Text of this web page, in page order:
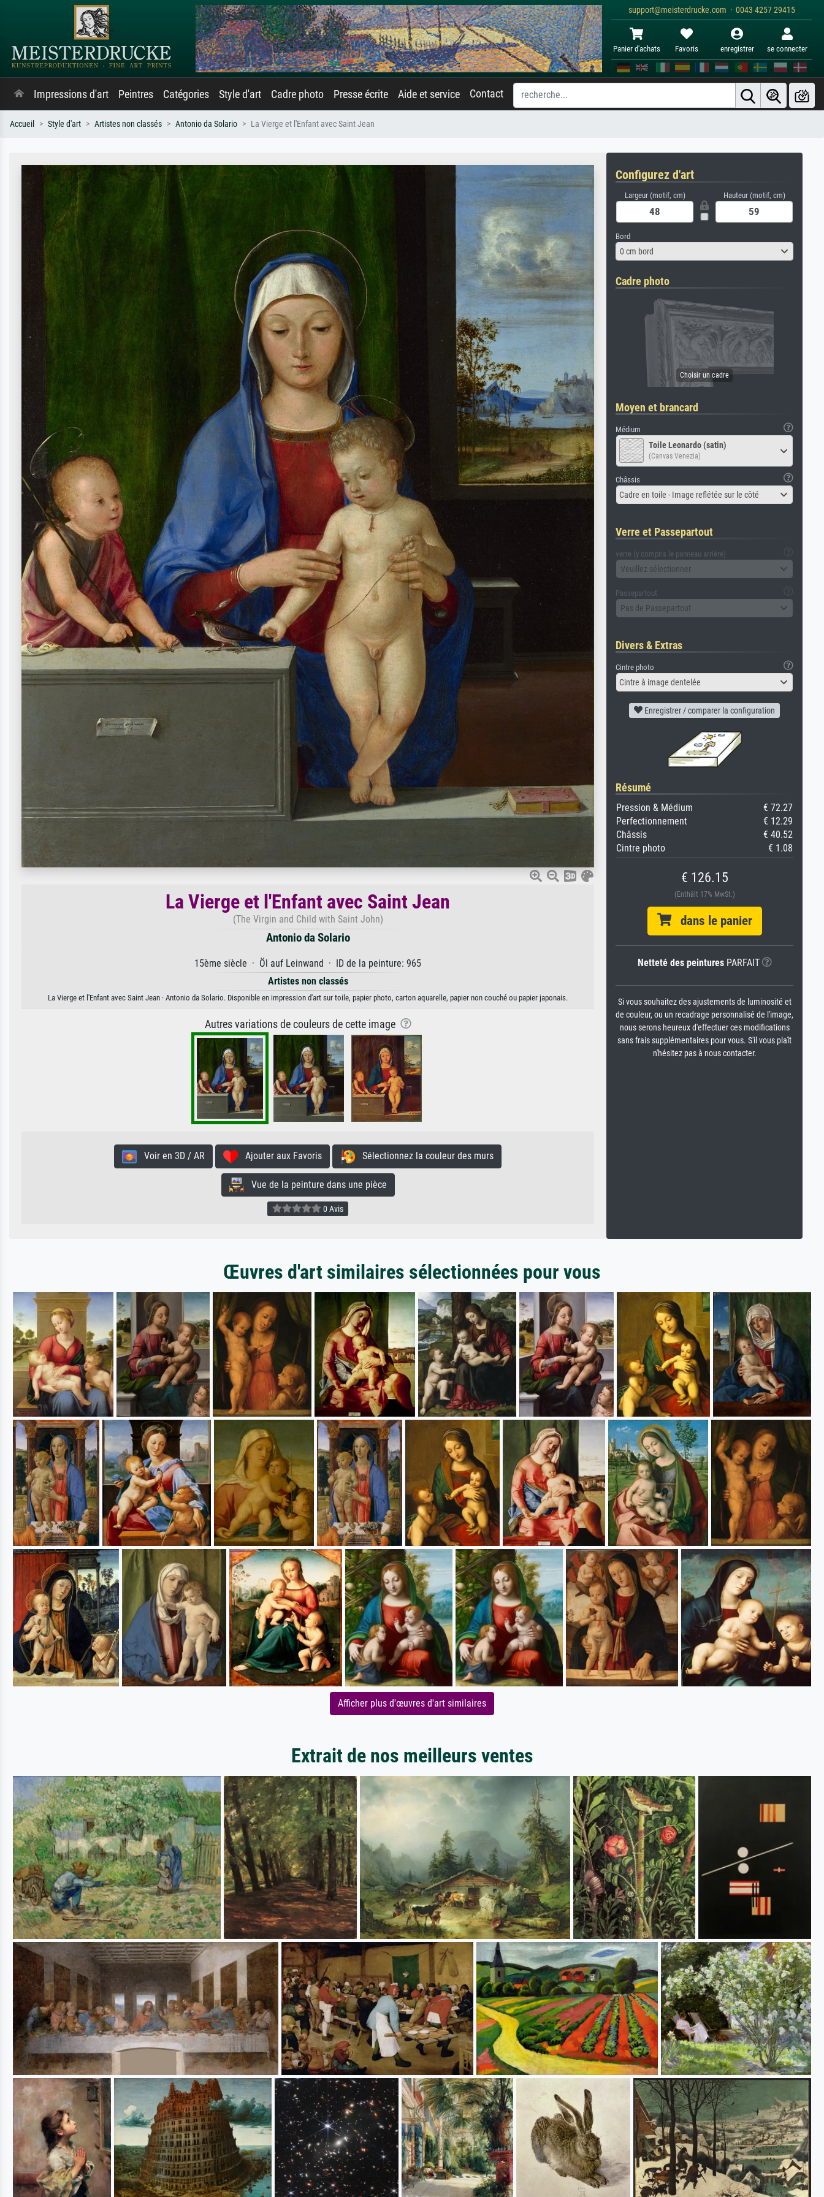
support@meisterdrucke.com · 0043 4257 29415
Panier d'achats Favoris enregistrer se connecter
Impressions d'art Peintres Catégories Style d'art Cadre photo Presse écrite Aide et service Contact
Accueil Style d'art Artistes non classés Antonio da Solario La Vierge et l'Enfant avec Saint Jean
La Vierge et l'Enfant avec Saint Jean
(The Virgin and Child with Saint John)
Antonio da Solario
15ème siècle · Öl auf Leinwand · ID de la peinture: 965
Artistes non classés
La Vierge et l'Enfant avec Saint Jean · Antonio da Solario. Disponible en impression d'art sur toile, papier photo, carton aquarelle, papier non couché ou papier japonais.
Autres variations de couleurs de cette image
Voir en 3D / AR Ajouter aux Favoris Sélectionnez la couleur des murs
Vue de la peinture dans une pièce
0 Avis
Configurez d'art
Largeur (motif, cm) Hauteur (motif, cm)
Bord
0 cm bord
Cadre photo
Moyen et brancard
Médium
Toile Leonardo (satin)
(Canvas Venezia)
Châssis
Cadre en toile - Image reflétée sur le côté
Verre et Passepartout
verre (y compris le panneau arrière)
Veuillez sélectionner
Passepartout
Pas de Passepartout
Divers & Extras
Cintre photo
Cintre à image dentelée
Enregistrer / comparer la configuration
Résumé
Pression & Médium
€ 72.27
Perfectionnement
€ 12.29
Châssis
€ 40.52
Cintre photo
€ 1.08
€ 126.15
(Enthält 17% MwSt.)
dans le panier
Netteté des peinturesPARFAIT
Si vous souhaitez des ajustements de luminosité et
de couleur, ou un recadrage personnalisé de l'image,
nous serons heureux d'effectuer ces modifications
sans frais supplémentaires pour vous. S'il vous plaît
n'hésitez pas à nous contacter.
Œuvres d'art similaires sélectionnées pour vous
Afficher plus d'œuvres d'art similaires
Extrait de nos meilleurs ventes